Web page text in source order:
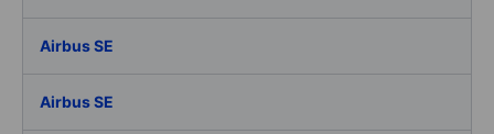
Airbus SE
Airbus SE